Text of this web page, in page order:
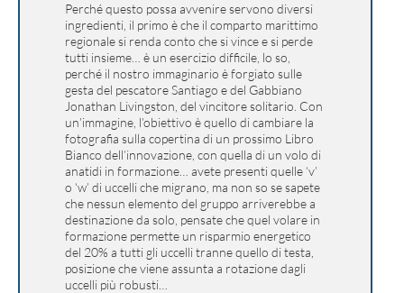
Perché questo possa avvenire servono diversi
ingredienti, il primo è che il comparto marittimo
regionale si renda conto che si vince e si perde
tutti insieme… è un esercizio difficile, lo so,
perché il nostro immaginario è forgiato sulle
gesta del pescatore Santiago e del Gabbiano
Jonathan Livingston, del vincitore solitario. Con
un’immagine, l’obiettivo è quello di cambiare la
fotografia sulla copertina di un prossimo Libro
Bianco dell’innovazione, con quella di un volo di
anatidi in formazione… avete presenti quelle ‘v’
o ‘w’ di uccelli che migrano, ma non so se sapete
che nessun elemento del gruppo arriverebbe a
destinazione da solo, pensate che quel volare in
formazione permette un risparmio energetico
del 20% a tutti gli uccelli tranne quello di testa,
posizione che viene assunta a rotazione dagli
uccelli più robusti…